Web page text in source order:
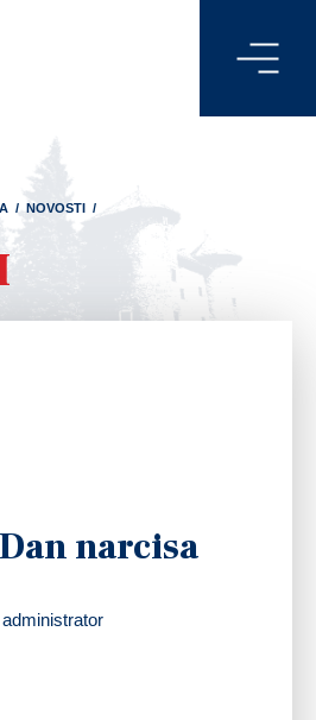
/ NOVOSTI /
narcisa